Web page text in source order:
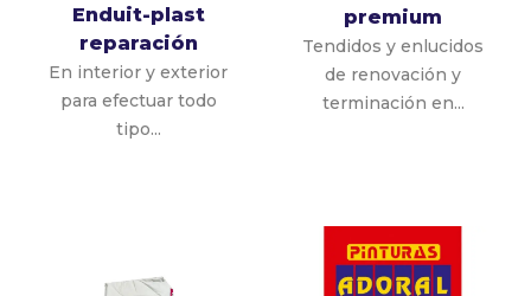
Enduit-plast
reparación
En interior y exterior
para efectuar todo
tipo...
premium
Tendidos y enlucidos
de renovación y
terminación en...